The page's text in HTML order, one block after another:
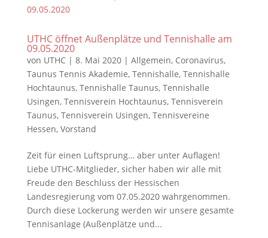
UTHC öffnet Außenplätze und Tennishalle am
09.05.2020
von UTHC| 8. Mai 2020| Allgemein, Coronavirus,
Taunus Tennis Akademie, Tennishalle, Tennishalle
Hochtaunus, Tennishalle Taunus, Tennishalle
Usingen, Tennisverein Hochtaunus, Tennisverein
Taunus, Tennisverein Usingen, Tennisvereine
Hessen, Vorstand
Zeit für einen Luftsprung… aber unter Auflagen!
Liebe UTHC-Mitglieder, sicher haben wir alle mit
Freude den Beschluss der Hessischen
Landesregierung vom 07.05.2020 wahrgenommen.
Durch diese Lockerung werden wir unsere gesamte
Tennisanlage (Außenplätze und...